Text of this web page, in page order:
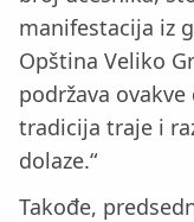
manifestacija iz
Opština Veliko
podržava
tradicija traje i
dolaze.“
Takođe,